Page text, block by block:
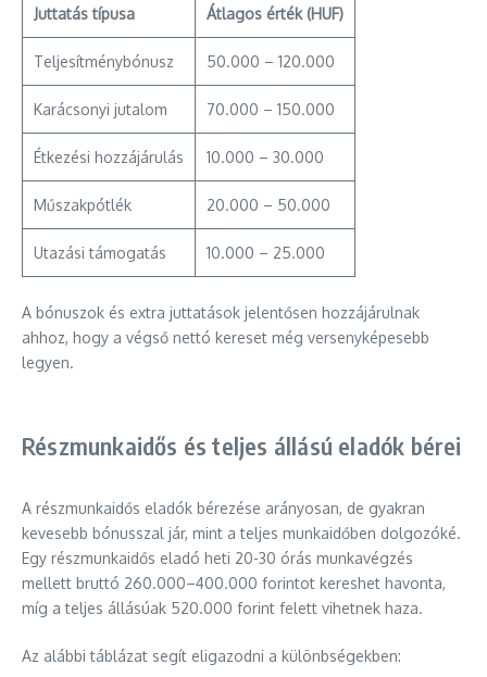
Juttatás típusa Átlagos érték (HUF)
Teljesítménybónusz 50.000 – 120.000
Karácsonyi jutalom 70.000 – 150.000
Étkezési hozzájárulás 10.000 – 30.000
Műszakpótlék 20.000 – 50.000
Utazási támogatás 10.000 – 25.000
A bónuszok és extra juttatások jelentősen hozzájárulnak
ahhoz, hogy a végső nettó kereset még versenyképesebb
legyen.
Részmunkaidős és teljes állású eladók bérei
A részmunkaidős eladók bérezése arányosan, de gyakran
kevesebb bónusszal jár, mint a teljes munkaidőben dolgozóké.
Egy részmunkaidős eladó heti 20-30 órás munkavégzés
mellett bruttó 260.000–400.000 forintot kereshet havonta,
míg a teljes állásúak 520.000 forint felett vihetnek haza.
Az alábbi táblázat segít eligazodni a különbségekben: